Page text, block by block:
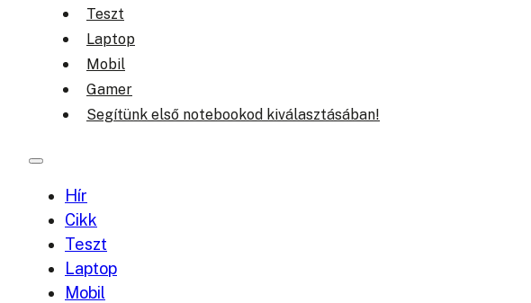
Teszt
Laptop
Mobil
Gamer
Segítünk első notebookod kiválasztásában!
Hír
Cikk
Teszt
Laptop
Mobil